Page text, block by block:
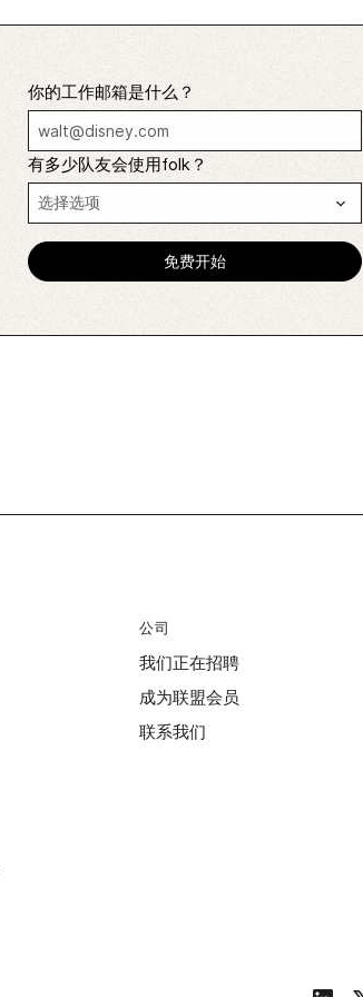
你的工作邮箱是什么？
有多少队友会使用folk？
公司
我们正在招聘
成为联盟会员
联系我们